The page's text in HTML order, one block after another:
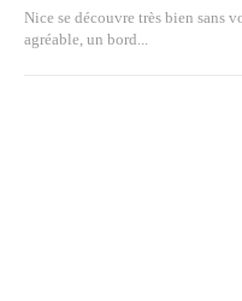
Nice se découvre très bien sans
agréable, un bord...